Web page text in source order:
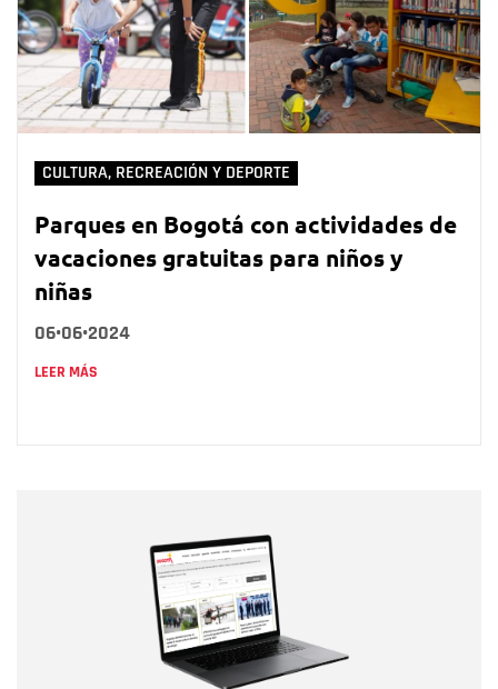
CULTURA, RECREACIÓN Y DEPORTE
Parques en Bogotá con actividades de
vacaciones gratuitas para niños y
niñas
06•06•2024
LEER MÁS
Correo electrónico
Tipo de comentario